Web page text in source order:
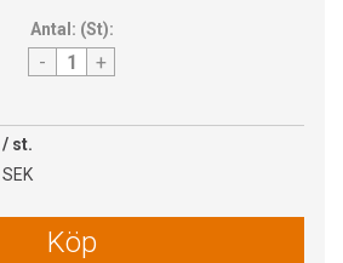
Antal: (St):
- +
/ st.
Köp